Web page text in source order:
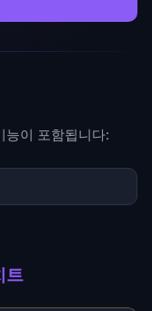
이 포함됩니다:
트